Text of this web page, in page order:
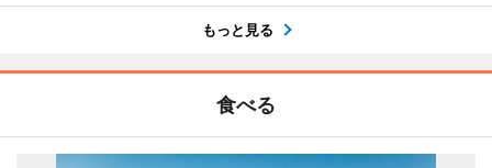
もっと見る
食べる